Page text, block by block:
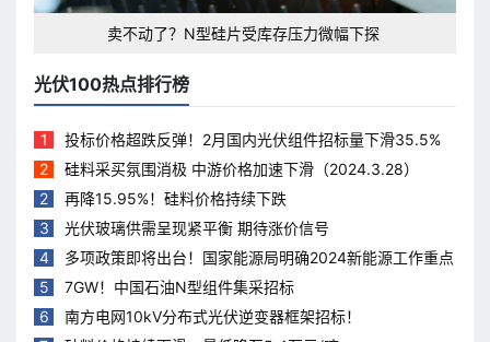
卖不动了？N型硅片受库存压力微幅下探
光伏100热点排行榜
1
投标价格超跌反弹！2月国内光伏组件招标量下滑35.5%
2
硅料采买氛围消极 中游价格加速下滑（2024.3.28）
2
再降15.95%！硅料价格持续下跌
3
光伏玻璃供需呈现紧平衡 期待涨价信号
4
多项政策即将出台！国家能源局明确2024新能源工作重点
5
7GW！中国石油N型组件集采招标
6
南方电网10kV分布式光伏逆变器框架招标！